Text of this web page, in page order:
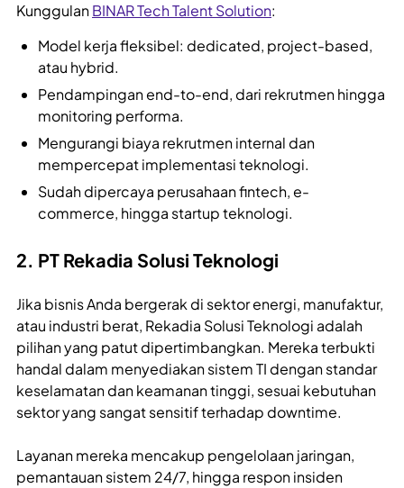
KunggulanBINAR Tech Talent Solution:
Model kerja fleksibel: dedicated, project-based,
atau hybrid.
Pendampingan end-to-end, dari rekrutmen hingga
monitoring performa.
Mengurangi biaya rekrutmen internal dan
mempercepat implementasi teknologi.
Sudah dipercaya perusahaan fintech, e-
commerce, hingga startup teknologi.
2. PT Rekadia Solusi Teknologi
Jika bisnis Anda bergerak di sektor energi, manufaktur,
atau industri berat, Rekadia Solusi Teknologi adalah
pilihan yang patut dipertimbangkan. Mereka terbukti
handal dalam menyediakan sistem TI dengan standar
keselamatan dan keamanan tinggi, sesuai kebutuhan
sektor yang sangat sensitif terhadap downtime.
Layanan mereka mencakup pengelolaan jaringan,
pemantauan sistem 24/7, hingga respon insiden